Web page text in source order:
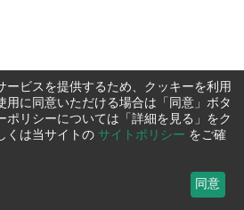
ービスを提供するため、クッキーを利用
用に同意いただける場合は「同意」ボタ
ポリシーについては「詳細を見る」をク
くは当サイトの サイトポリシー をご確
同意